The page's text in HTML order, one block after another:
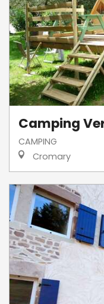
Camping
CAMPING
Cromary